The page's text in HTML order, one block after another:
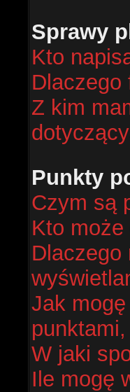
Sprawy
Kto
Dlaczego
Z kim
Punkty
Czym są
Kto może
Dlaczego
Jak
W jaki
Ile mogę